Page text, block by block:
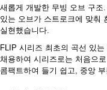
새롭게 개발한 무빙 오브 구조
있는 오브가 스트로크에 맞춰
실현했습니다.
FLIP 시리즈 최초의 곡선 있
채용하여 시리즈로는 처음으
콤팩트하여 들기 쉽고, 중앙